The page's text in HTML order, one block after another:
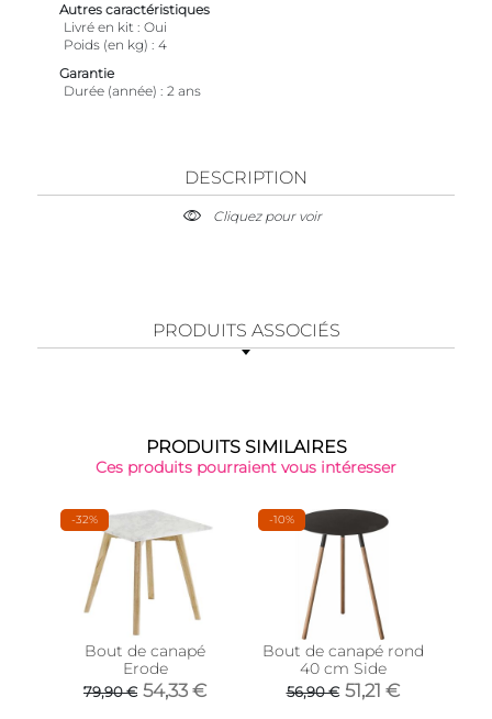
Autres caractéristiques
Livré en kit Oui
Poids (en kg)
4
Garantie
Durée (année)
2 ans
DESCRIPTION
Cliquez pour voir
PRODUITS ASSOCIÉS
PRODUITS SIMILAIRES
Ces produits pourraient vous intéresser
-32%
Bout de canapé
Erode
79,90 € 54,33 €
-10%
Bout de canapé rond
40 cm Side
56,90 € 51,21 €